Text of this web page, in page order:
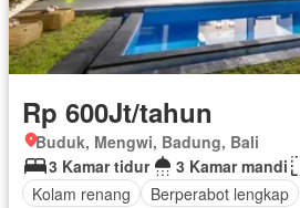
Rp 600Jt/tahun
Buduk, Mengwi, Badung, Bali
3 Kamar tidur
3 Kamar mandi
Kolam renang
Berperabot lengkap